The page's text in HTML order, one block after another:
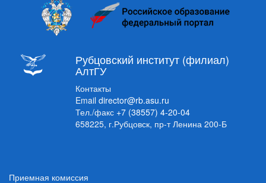
Рубцовский институт (филиал)
АлтГУ
Контакты
Email director@rb.asu.ru
Тел./факс +7 (38557) 4-20-04
658225, г.Рубцовск, пр-т Ленина 200-Б
Приемная комиссия